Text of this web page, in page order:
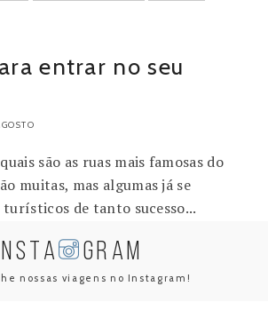
entrar no seu
são as ruas mais famosas do
muitas, mas algumas já se
de tanto sucesso...
GRAM
nossas viagens no Instagram!